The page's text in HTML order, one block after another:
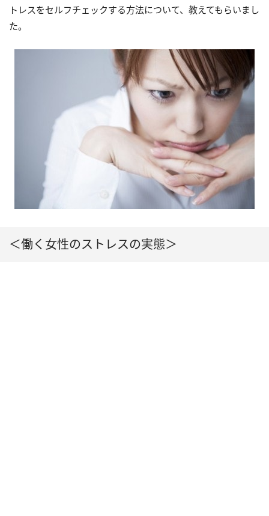
トレスをセルフチェックする方法について、教えてもらいまし
た。
＜働く女性のストレスの実態＞